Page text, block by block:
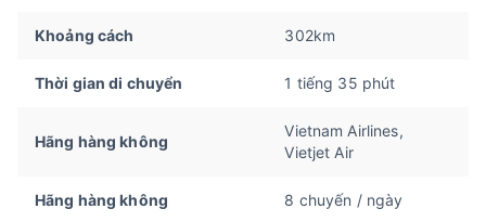
Khoảng cách 302km
Thời gian di chuyển 1 tiếng 35 phút
Hãng hàng không
Vietnam Airlines,
Vietjet Air
Hãng hàng không 8 chuyến / ngày